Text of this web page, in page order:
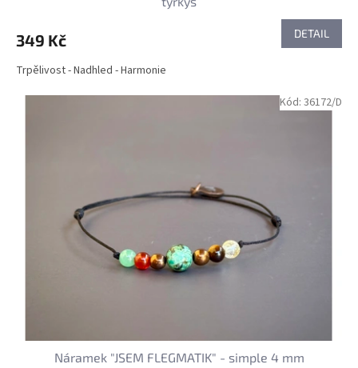
349 Kč DETAIL
Trpělivost - Nadhled - Harmonie
Náramek "JSEM FLEGMATIK" - simple 4 mm
Kód: 36172/D